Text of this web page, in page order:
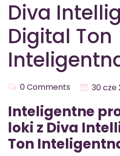
Diva
Digital Ton
0 Comments 30 cze
Inteligentne
loki z Diva
Ton